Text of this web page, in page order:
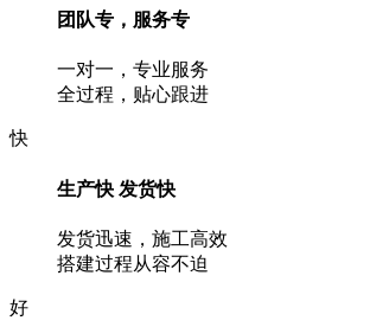
团队专，服务专
一对一，专业服务
全过程，贴心跟进
快
生产快 发货快
发货迅速，施工高效
搭建过程从容不迫
好